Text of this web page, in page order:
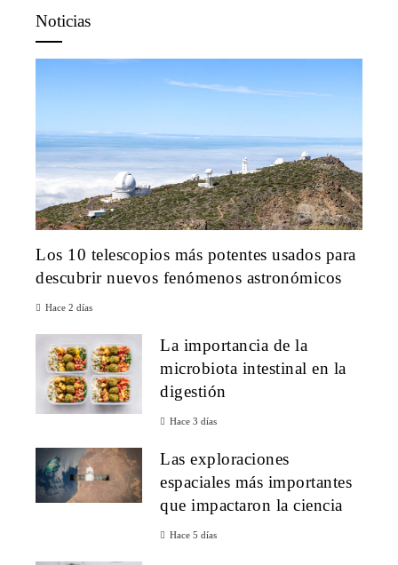
Noticias
Los 10 telescopios más potentes usados para
descubrir nuevos fenómenos astronómicos
Hace 2 días
La importancia de la
microbiota intestinal en la
digestión
Hace 3 días
Las exploraciones
espaciales más importantes
que impactaron la ciencia
Hace 5 días